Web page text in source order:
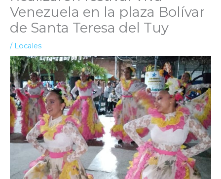
Venezuela en la plaza Bolívar
de Santa Teresa del Tuy
/ Locales